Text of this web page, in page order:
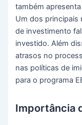
também
Um dos principais
de investimento
investido. Além
atrasos no
nas políticas de
para o programa
Importância